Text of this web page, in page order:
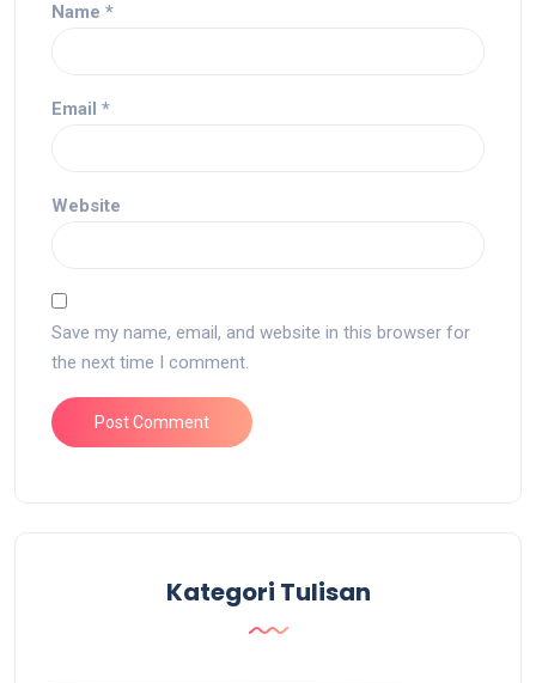
Name *
Email *
Website
Save my name, email, and website in this browser for
the next time I comment.
Kategori Tulisan